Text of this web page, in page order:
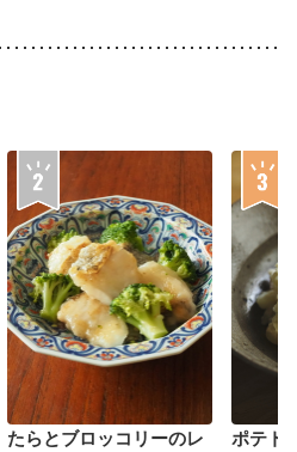
たらとブロッコリーのレ
ポテト